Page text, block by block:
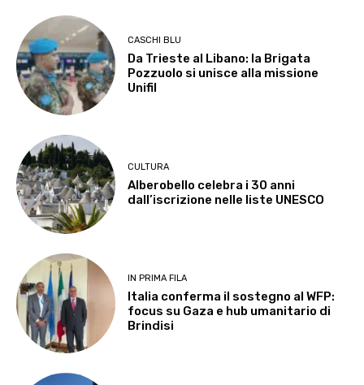
CASCHI BLU
Da Trieste al Libano: la Brigata
Pozzuolo si unisce alla missione
Unifil
CULTURA
Alberobello celebra i 30 anni
dall’iscrizione nelle liste UNESCO
IN PRIMA FILA
Italia conferma il sostegno al WFP:
focus su Gaza e hub umanitario di
Brindisi